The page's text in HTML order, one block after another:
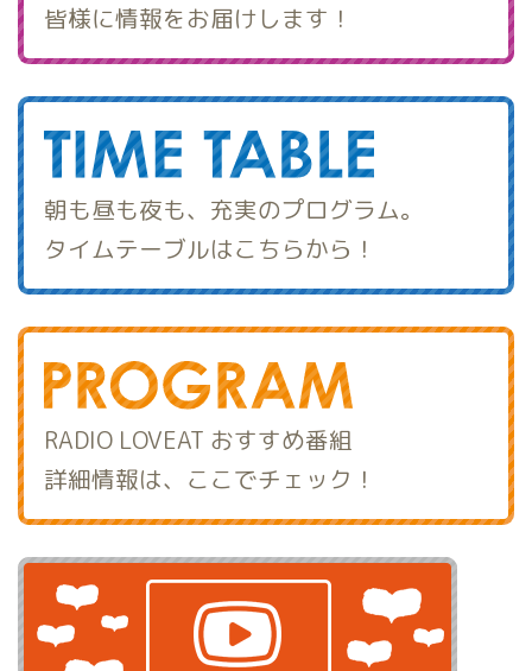
皆様に情報をお届けします！
朝も昼も夜も、充実のプログラム。
タイムテーブルはこちらから！
RADIO LOVEAT おすすめ番組
詳細情報は、ここでチェック！